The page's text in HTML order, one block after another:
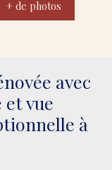
+ de photos
avec
vue
à